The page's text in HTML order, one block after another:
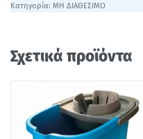
Κατηγορία: ΜΗ ΔΙΑΘΕΣΙΜΟ
Σχετικά προϊόντα